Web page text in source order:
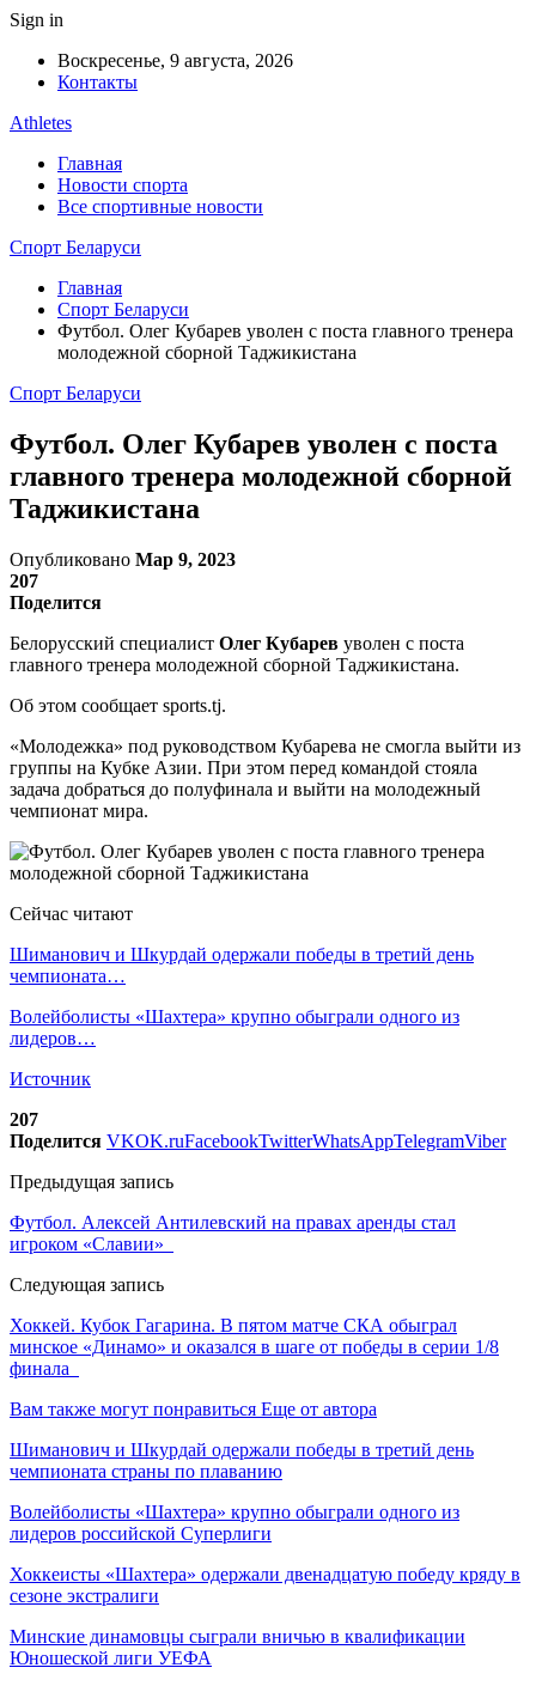
Sign in
Воскресенье, 9 августа, 2026
Контакты
Athletes
Главная
Новости спорта
Все спортивные новости
Спорт Беларуси
Главная
Спорт Беларуси
Футбол. Олег Кубарев уволен с поста главного тренера
молодежной сборной Таджикистана
Спорт Беларуси
Футбол. Олег Кубарев уволен с поста
главного тренера молодежной сборной
Таджикистана
Опубликовано Мар 9, 2023
207
Поделится
Белорусский специалист Олег Кубарев уволен с поста
главного тренера молодежной сборной Таджикистана.
Об этом сообщает sports.tj.
«Молодежка» под руководством Кубарева не смогла выйти из
группы на Кубке Азии. При этом перед командой стояла
задача добраться до полуфинала и выйти на молодежный
чемпионат мира.
Сейчас читают
Шиманович и Шкурдай одержали победы в третий день
чемпионата…
Волейболисты «Шахтера» крупно обыграли одного из
лидеров…
Источник
207
Поделится VKOK.ruFacebookTwitterWhatsAppTelegramViber
Предыдущая запись
Футбол. Алексей Антилевский на правах аренды стал
игроком «Славии»
Следующая запись
Хоккей. Кубок Гагарина. В пятом матче СКА обыграл
минское «Динамо» и оказался в шаге от победы в серии 1/8
финала
Вам также могут понравиться Еще от автора
Шиманович и Шкурдай одержали победы в третий день
чемпионата страны по плаванию
Волейболисты «Шахтера» крупно обыграли одного из
лидеров российской Суперлиги
Хоккеисты «Шахтера» одержали двенадцатую победу кряду в
сезоне экстралиги
Минские динамовцы сыграли вничью в квалификации
Юношеской лиги УЕФА